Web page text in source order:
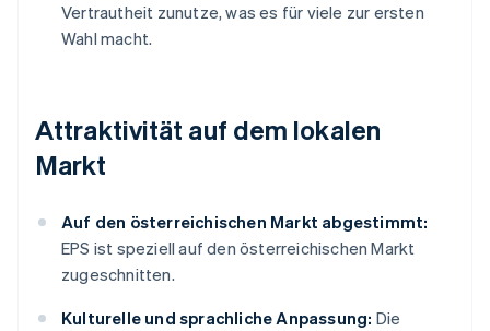
Vertrautheit zunutze, was es für viele zur ersten
Wahl macht.
Attraktivität auf dem lokalen
Markt
Auf den österreichischen Markt abgestimmt:
EPS ist speziell auf den österreichischen Markt
zugeschnitten.
Kulturelle und sprachliche Anpassung: Die